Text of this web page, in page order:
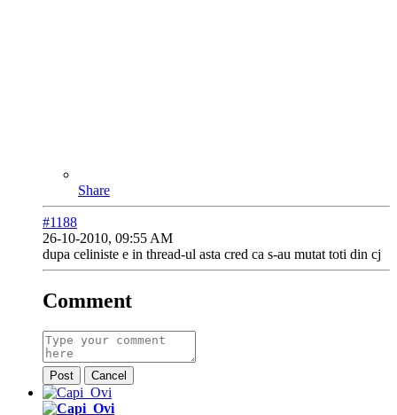
Share
#1188
26-10-2010, 09:55 AM
dupa celiniste e in thread-ul asta cred ca s-au mutat toti din cj
Comment
Post Cancel